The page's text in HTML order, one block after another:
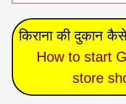
किराना की दुकान
How to start
store